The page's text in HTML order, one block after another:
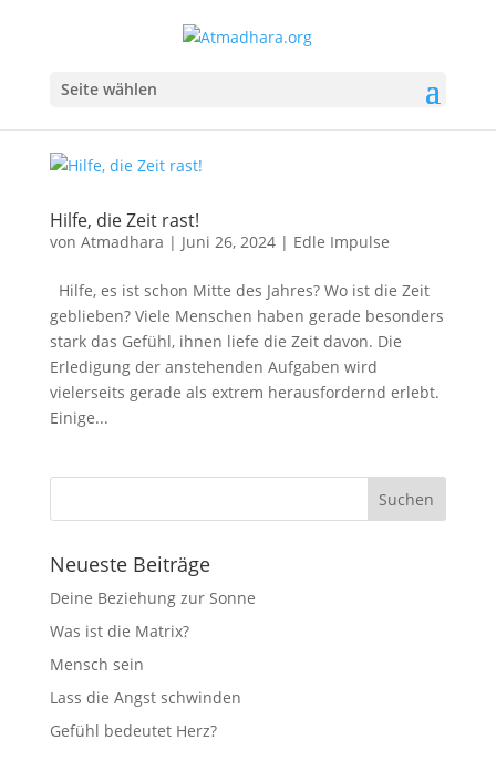
Seite wählen
Hilfe, die Zeit rast!
von Atmadhara | Juni 26, 2024| Edle Impulse
Hilfe, es ist schon Mitte des Jahres? Wo ist die Zeit
geblieben? Viele Menschen haben gerade besonders
stark das Gefühl, ihnen liefe die Zeit davon. Die
Erledigung der anstehenden Aufgaben wird
vielerseits gerade als extrem herausfordernd erlebt.
Einige...
Neueste Beiträge
Deine Beziehung zur Sonne
Was ist die Matrix?
Mensch sein
Lass die Angst schwinden
Gefühl bedeutet Herz?